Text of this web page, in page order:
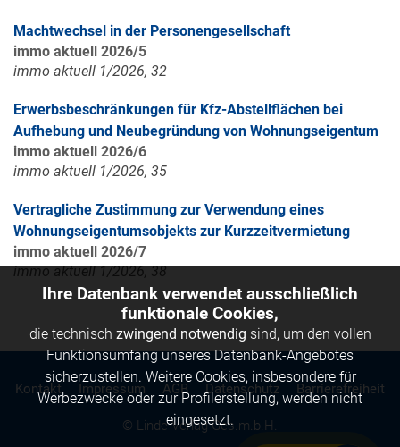
Machtwechsel in der Personengesellschaft
immo aktuell 2026/5
immo aktuell 1/2026, 32
Erwerbsbeschränkungen für Kfz-Abstellflächen bei
Aufhebung und Neubegründung von Wohnungseigentum
immo aktuell 2026/6
immo aktuell 1/2026, 35
Vertragliche Zustimmung zur Verwendung eines
Wohnungseigentumsobjekts zur Kurzzeitvermietung
immo aktuell 2026/7
immo aktuell 1/2026, 38
© Linde Verlag Ges.m.b.H.
Kontakt Impressum AGB Datenschutz Barrierefreiheit
Ihre Datenbank verwendet ausschließlich
funktionale Cookies,
die technisch zwingend notwendig sind, um den vollen
Funktionsumfang unseres Datenbank-Angebotes
sicherzustellen. Weitere Cookies, insbesondere für
Werbezwecke oder zur Profilerstellung, werden nicht
eingesetzt.